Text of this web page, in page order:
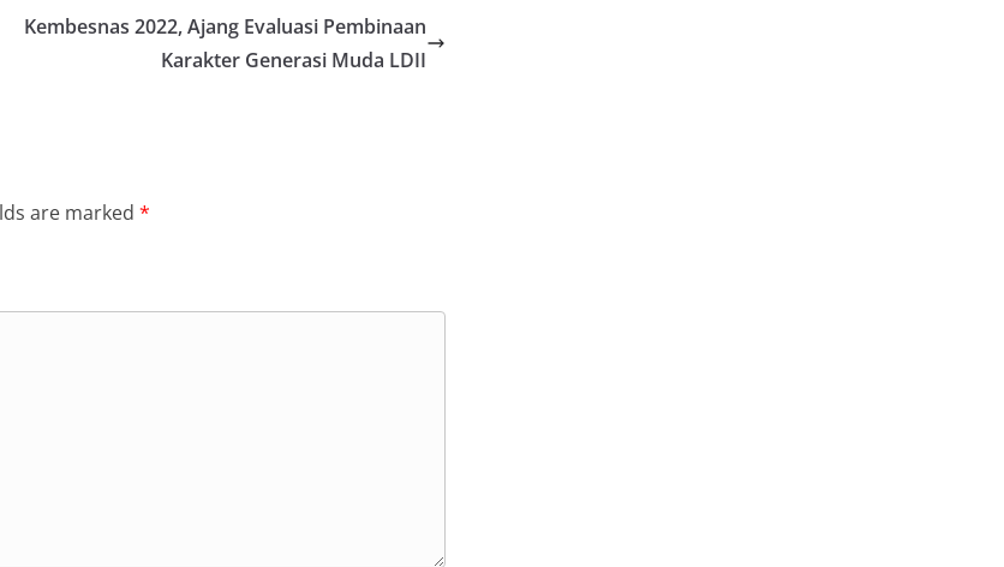
Kembesnas 2022, Ajang Evaluasi Pembinaan
Karakter Generasi Muda LDII
are marked *